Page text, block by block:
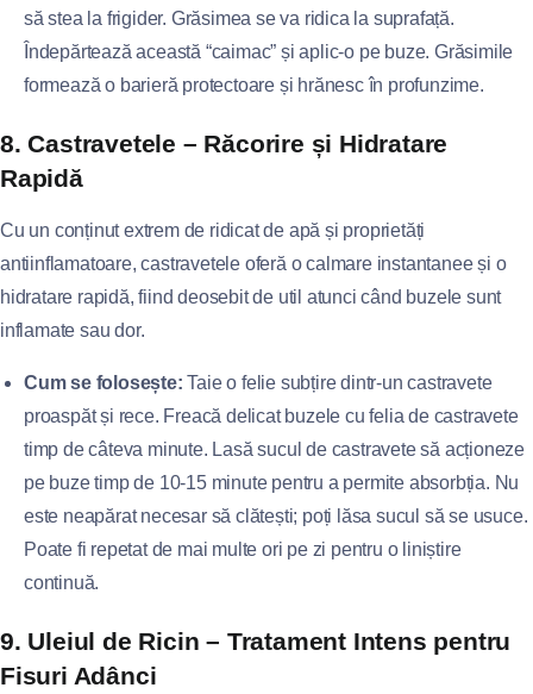
să stea la frigider. Grăsimea se va ridica la suprafață.
Îndepărtează această “caimac” și aplic-o pe buze. Grăsimile
formează o barieră protectoare și hrănesc în profunzime.
8. Castravetele – Răcorire și Hidratare
Rapidă
Cu un conținut extrem de ridicat de apă și proprietăți
antiinflamatoare, castravetele oferă o calmare instantanee și o
hidratare rapidă, fiind deosebit de util atunci când buzele sunt
inflamate sau dor.
Cum se folosește: Taie o felie subțire dintr-un castravete
proaspăt și rece. Freacă delicat buzele cu felia de castravete
timp de câteva minute. Lasă sucul de castravete să acționeze
pe buze timp de 10-15 minute pentru a permite absorbția. Nu
este neapărat necesar să clătești; poți lăsa sucul să se usuce.
Poate fi repetat de mai multe ori pe zi pentru o liniștire
continuă.
9. Uleiul de Ricin – Tratament Intens pentru
Fisuri Adânci